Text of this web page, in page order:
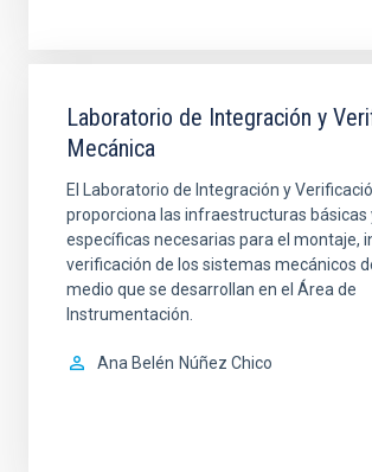
Laboratorio de Integración y
Mecánica
El Laboratorio de Integración y
proporciona las infraestructuras básicas
específicas necesarias para el montaje,
verificación de los sistemas mecánicos
medio que se desarrollan en el Área de
Instrumentación.
Ana Belén Núñez Chico